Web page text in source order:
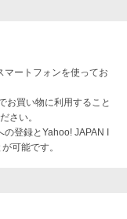
マートフォンを使ってお
お買い物に利用すること
さい。
登録とYahoo! JAPAN I
可能です。